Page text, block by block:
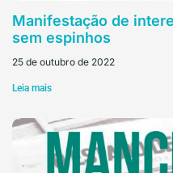
Manifestação de
sem espinhos
25 de outubro de 2022
Leia mais